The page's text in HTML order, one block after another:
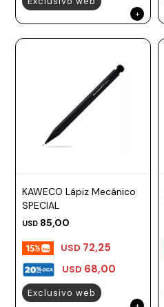
KAWECO Lápiz Mecánico
SPECIAL
USD 85,00
USD 68,00
USD 72,25
Exclusivo web